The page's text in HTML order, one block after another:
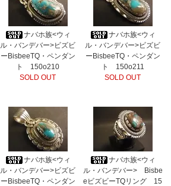
ナバホ族<ウィ
ル・バンデバー>ビズビ
ーBisbeeTQ・ペンダン
ト 150o210
SOLD OUT
ナバホ族<ウィ
ル・バンデバー>ビズビ
ーBisbeeTQ・ペンダン
ト 150o211
SOLD OUT
ナバホ族<ウィ
ル・バンデバー>ビズビ
ーBisbeeTQ・ペンダン
ナバホ族<ウィ
ル・バンデバー> Bisbe
eビズビーTQリング 15